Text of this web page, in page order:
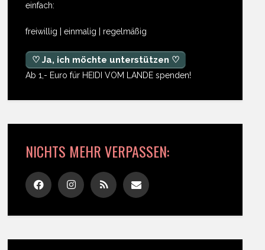
einfach:
freiwillig | einmalig | regelmäßig
♡ Ja, ich möchte unterstützen ♡
Ab 1,- Euro für HEIDI VOM LANDE spenden!
NICHTS MEHR VERPASSEN: